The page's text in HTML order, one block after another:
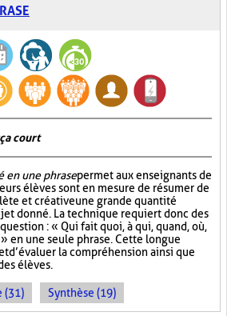
ça court
en une phrasepermet aux enseignants de
élèves sont en mesure de résumer de
et créative une grande quantité
donné. La technique requiert donc des
: « Qui fait quoi, à qui, quand, où,
en une seule phrase. Cette longue
d’évaluer la compréhension ainsi que
élèves.
(31) Synthèse (19)